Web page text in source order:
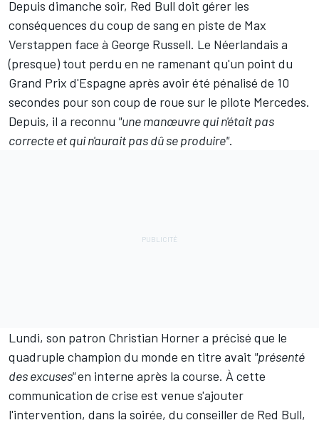
Depuis dimanche soir, Red Bull doit gérer les
conséquences du coup de sang en piste de Max
Verstappen face à George Russell. Le Néerlandais a
(presque) tout perdu en ne ramenant qu'un point du
Grand Prix d'Espagne après avoir été pénalisé de 10
secondes pour son coup de roue sur le pilote Mercedes.
Depuis, il a reconnu "une manœuvre qui n'était pas
correcte et qui n'aurait pas dû se produire".
Lundi, son patron Christian Horner a précisé que le
quadruple champion du monde en titre avait "présenté
des excuses"en interne après la course. À cette
communication de crise est venue s'ajouter
l'intervention, dans la soirée, du conseiller de Red Bull,